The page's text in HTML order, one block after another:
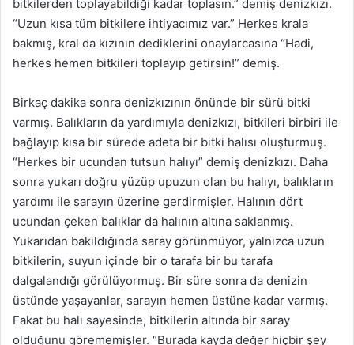
bitkilerden toplayabildiği kadar toplasın.” demiş denizkızı.
“Uzun kısa tüm bitkilere ihtiyacımız var.” Herkes krala
bakmış, kral da kızının dediklerini onaylarcasına “Hadi,
herkes hemen bitkileri toplayıp getirsin!” demiş.
Birkaç dakika sonra denizkızının önünde bir sürü bitki
varmış. Balıkların da yardımıyla denizkızı, bitkileri birbiri ile
bağlayıp kısa bir sürede adeta bir bitki halısı oluşturmuş.
“Herkes bir ucundan tutsun halıyı” demiş denizkızı. Daha
sonra yukarı doğru yüzüp upuzun olan bu halıyı, balıkların
yardımı ile sarayın üzerine gerdirmişler. Halının dört
ucundan çeken balıklar da halının altına saklanmış.
Yukarıdan bakıldığında saray görünmüyor, yalnızca uzun
bitkilerin, suyun içinde bir o tarafa bir bu tarafa
dalgalandığı görülüyormuş. Bir süre sonra da denizin
üstünde yaşayanlar, sarayın hemen üstüne kadar varmış.
Fakat bu halı sayesinde, bitkilerin altında bir saray
olduğunu görememişler. “Burada kayda değer hiçbir şey